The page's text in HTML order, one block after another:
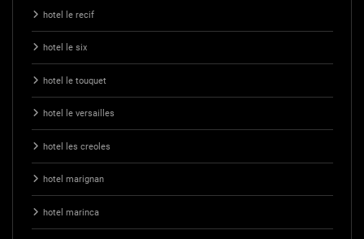
hotel le recif
hotel le six
hotel le touquet
hotel le versailles
hotel les creoles
hotel marignan
hotel marinca